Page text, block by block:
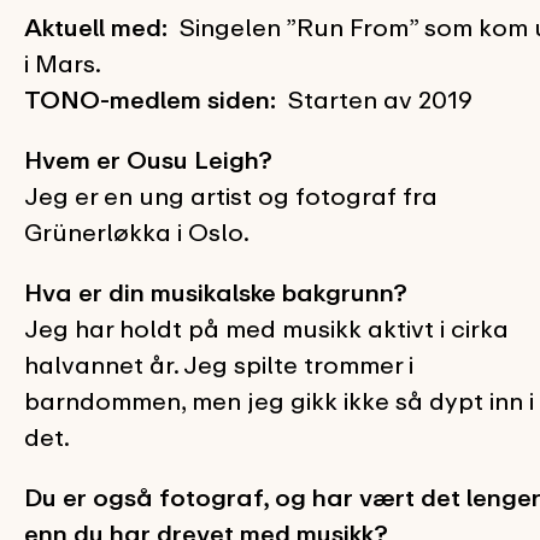
Aktuell med: Singelen ”Run From” som kom
i Mars.
TONO-medlem siden: Starten av 2019
Hvem er Ousu Leigh?
Jeg er en ung artist og fotograf fra
Grünerløkka i Oslo.
Hva er din musikalske bakgrunn?
Jeg har holdt på med musikk aktivt i cirka
halvannet år. Jeg spilte trommer i
barndommen, men jeg gikk ikke så dypt inn i
det.
Du er også fotograf, og har vært det lenger
enn du har drevet med musikk?